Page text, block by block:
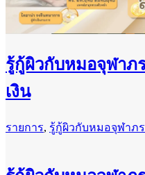
รู้กู้ผิวกับหมอจุฬาภ
เงิน
รายการ, รู้กู้ผิวกับหมอจุฬาภ